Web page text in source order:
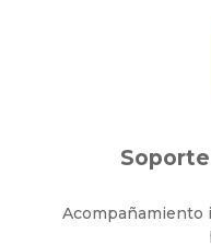
Acompañamiento